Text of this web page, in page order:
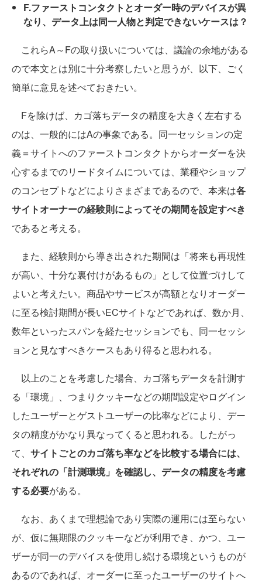
F.ファーストコンタクトとオーダー時のデバイスが異
なり、データ上は同一人物と判定できないケースは？
これらA～Fの取り扱いについては、議論の余地がある
ので本文とは別に十分考察したいと思うが、以下、ごく
簡単に意見を述べておきたい。
Fを除けば、カゴ落ちデータの精度を大きく左右する
のは、一般的にはAの事象である。同一セッションの定
義＝サイトへのファーストコンタクトからオーダーを決
心するまでのリードタイムについては、業種やショップ
のコンセプトなどによりさまざまであるので、本来は各
サイトオーナーの経験則によってその期間を設定すべき
であると考える。
また、経験則から導き出された期間は「将来も再現性
が高い、十分な裏付けがあるもの」として位置づけして
よいと考えたい。商品やサービスが高額となりオーダー
に至る検討期間が長いECサイトなどであれば、数か月、
数年といったスパンを経たセッションでも、同一セッシ
ョンと見なすべきケースもあり得ると思われる。
以上のことを考慮した場合、カゴ落ちデータを計測す
る「環境」、つまりクッキーなどの期間設定やログイン
したユーザーとゲストユーザーの比率などにより、デー
タの精度がかなり異なってくると思われる。したがっ
て、 サイトごとのカゴ落ち率などを比較する場合には、
それぞれの「計測環境」を確認し、データの精度を考慮
する必要がある。
なお、あくまで理想論であり実際の運用には至らない
が、仮に無期限のクッキーなどが利用でき、かつ、ユー
ザーが同一のデバイスを使用し続ける環境というものが
あるのであれば、オーダーに至ったユーザーのサイトへ